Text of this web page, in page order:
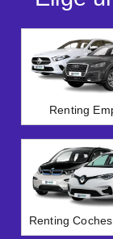
Renting
Renting